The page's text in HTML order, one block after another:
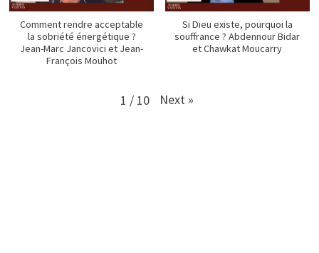
Comment rendre acceptable
la sobriété énergétique ?
Jean-Marc Jancovici et Jean-
François Mouhot
Si Dieu existe, pourquoi la
souffrance ? Abdennour Bidar
et Chawkat Moucarry
1 / 10 Next »